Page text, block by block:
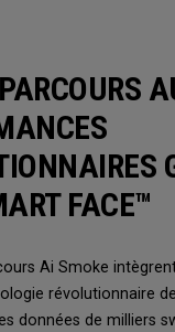
FACE™
Ai Smoke
révolutionnaire
données de milliers